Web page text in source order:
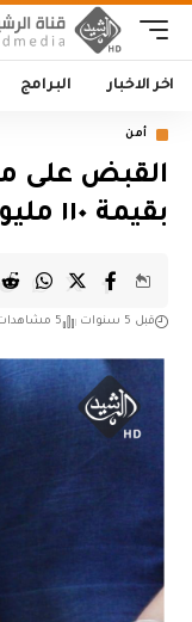
اخر الاخبار البرامج
أمن
القبض على
بقيمة ١١٠ مليون وآخر بالسرقة في بغداد
قبل 5 سنوات 5 مشاهدات